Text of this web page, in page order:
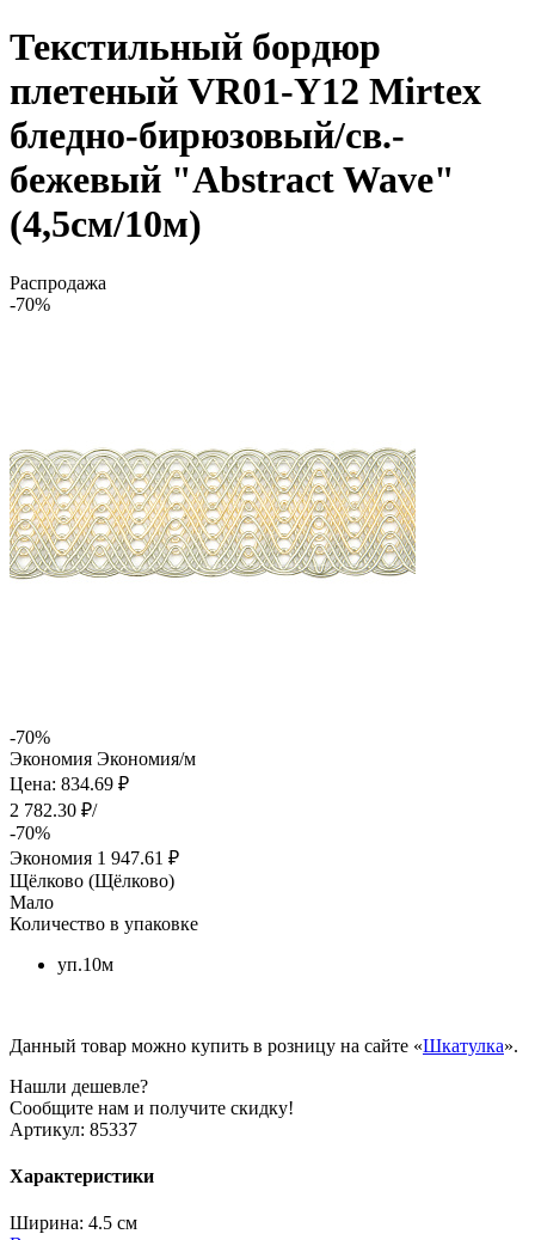
Текстильный бордюр
плетеный VR01-Y12 Mirtex
бледно-бирюзовый/св.-
бежевый "Abstract Wave"
(4,5см/10м)
Распродажа
-70%
-70%
Экономия Экономия/м
Цена: 834.69 ₽
2 782.30 ₽/
-70%
Экономия 1 947.61 ₽
Щёлково (Щёлково)
Мало
Количество в упаковке
уп.10м
Данный товар можно купить в розницу на сайте «Шкатулка».
Нашли дешевле?
Сообщите нам и получите скидку!
Артикул: 85337
Характеристики
Ширина: 4.5 см